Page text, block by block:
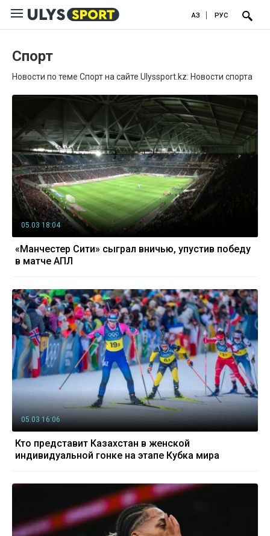
ҚАЗ РУС
Спорт
Новости по теме Спорт на сайте Ulyssport.kz: Новости спорта
05.03 18:04
«Манчестер Сити» сыграл вничью, упустив победу
в матче АПЛ
05.03 16:06
Кто представит Казахстан в женской
индивидуальной гонке на этапе Кубка мира